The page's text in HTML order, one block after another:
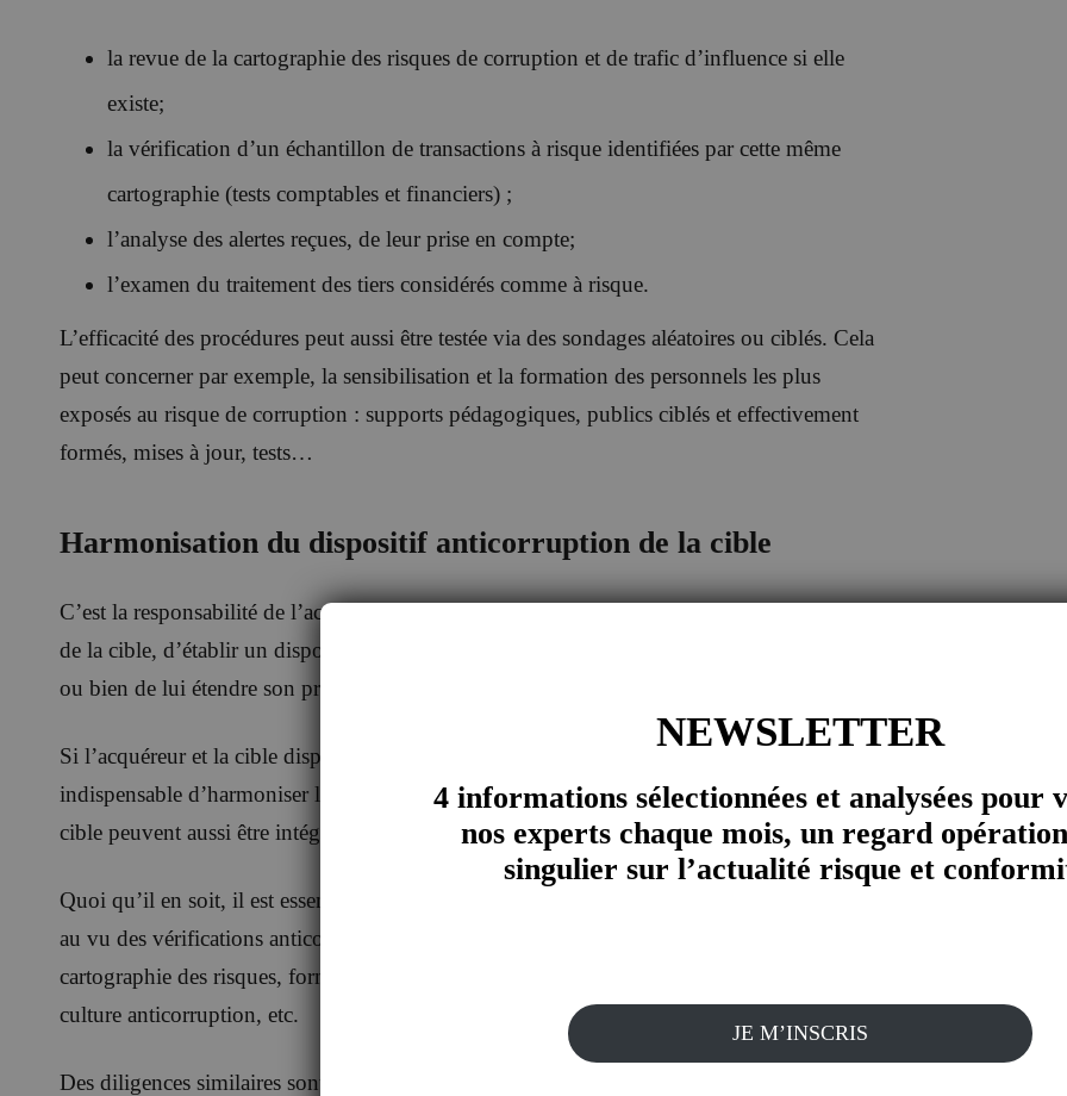
la revue de la cartographie des risques de corruption et de trafic d’influence si elle
existe;
la vérification d’un échantillon de transactions à risque identifiées par cette même
cartographie (tests comptables et financiers) ;
l’analyse des alertes reçues, de leur prise en compte;
l’examen du traitement des tiers considérés comme à risque.
L’efficacité des procédures peut aussi être testée via des sondages aléatoires ou ciblés. Cela
peut concerner par exemple, la sensibilisation et la formation des personnels les plus
exposés au risque de corruption : supports pédagogiques, publics ciblés et effectivement
formés, mises à jour, tests…
Harmonisation du dispositif anticorruption de la cible
C’est la responsabilité de l’acquéreur, en tant que société mère et en fonction de la situation
de la cible, d’établir un dispositif anticorruption en son sein puis de le maintenir à niveau,
ou bien de lui étendre son propre dispositif avec les adaptations requises.
Si l’acquéreur et la cible disposaient auparavant chacun d’un dispositif dédié, il peut être
indispensable d’harmoniser leurs procédures respectives. Certaines bonnes pratiques de la
cible peuvent aussi être intégrées « mutatis mutandis » par l’acquéreur.
Quoi qu’il en soit, il est essentiel de fixer les actions prioritaires à mener au sein de la cible
au vu des vérifications anticorruption et de l’audit : élaboration ou actualisation de la
cartographie des risques, formation des équipes afin de faire émerger ou conforter une
culture anticorruption, etc.
Des diligences similaires sont à effectuer en cas de fusion, le dispositif anticorruption devant
NEWSLETTER
4 informations sélectionnées et analysées pour
nos experts chaque mois, un regard
singulier sur l’actualité risque et
JE M’INSCRIS